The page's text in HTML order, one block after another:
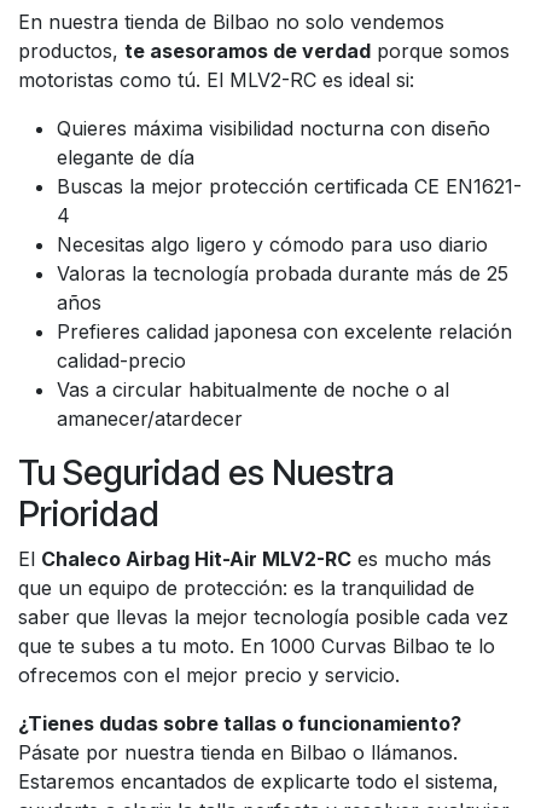
En nuestra tienda de Bilbao no solo vendemos
productos, te asesoramos de verdad porque somos
motoristas como tú. El MLV2-RC es ideal si:
Quieres máxima visibilidad nocturna con diseño
elegante de día
Buscas la mejor protección certificada CE EN1621-
4
Necesitas algo ligero y cómodo para uso diario
Valoras la tecnología probada durante más de 25
años
Prefieres calidad japonesa con excelente relación
calidad-precio
Vas a circular habitualmente de noche o al
amanecer/atardecer
Tu Seguridad es Nuestra
Prioridad
El Chaleco Airbag Hit-Air MLV2-RC es mucho más
que un equipo de protección: es la tranquilidad de
saber que llevas la mejor tecnología posible cada vez
que te subes a tu moto. En 1000 Curvas Bilbao te lo
ofrecemos con el mejor precio y servicio.
¿Tienes dudas sobre tallas o funcionamiento?
Pásate por nuestra tienda en Bilbao o llámanos.
Estaremos encantados de explicarte todo el sistema,